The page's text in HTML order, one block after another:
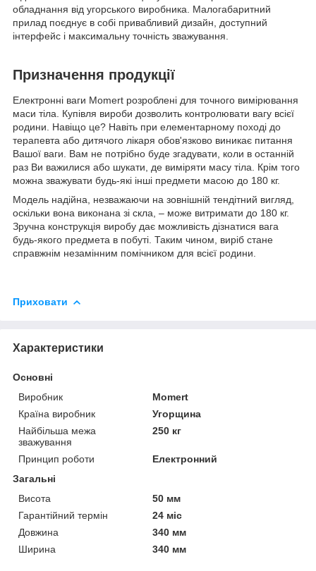
обладнання від угорського виробника. Малогабаритний
прилад поєднує в собі привабливий дизайн, доступний
інтерфейс і максимальну точність зважування.
Призначення продукції
Електронні ваги Momert розроблені для точного вимірювання
маси тіла. Купівля вироби дозволить контролювати вагу всієї
родини. Навіщо це? Навіть при елементарному поході до
терапевта або дитячого лікаря обов'язково виникає питання
Вашої ваги. Вам не потрібно буде згадувати, коли в останній
раз Ви важилися або шукати, де виміряти масу тіла. Крім того
можна зважувати будь-які інші предмети масою до 180 кг.
Модель надійна, незважаючи на зовнішній тендітний вигляд,
оскільки вона виконана зі скла, – може витримати до 180 кг.
Зручна конструкція виробу дає можливість дізнатися вага
будь-якого предмета в побуті. Таким чином, виріб стане
справжнім незамінним помічником для всієї родини.
Приховати
Характеристики
Основні
Виробник
Momert
Країна виробник
Угорщина
Найбільша межа
зважування
250 кг
Принцип роботи
Електронний
Загальні
Висота
50 мм
Гарантійний термін
24 міс
Довжина
340 мм
Ширина
340 мм